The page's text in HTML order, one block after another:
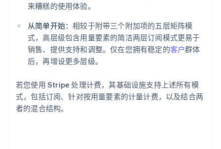
来糟糕的使用体验。
从简单开始：相较于附带三个附加项的五层矩阵模
式，高层级包含用量要素的简洁两层订阅模式更易于
销售、提供支持和调整。仅在您拥有稳定的客户群体
后，再增设更多层级。
若您使用 Stripe 处理计费，其基础设施支持上述所有模
式，包括订阅、针对按用量要素的计量计费，以及结合两
者的混合结构。